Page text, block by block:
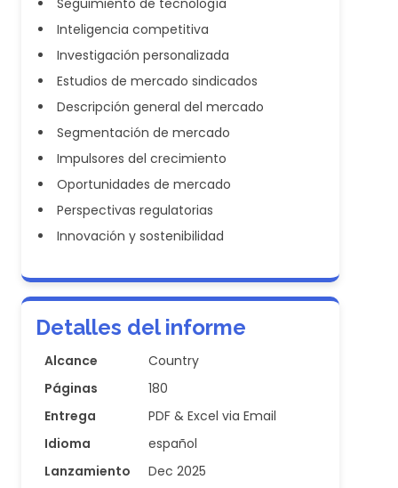
Inteligencia competitiva
Investigación personalizada
Estudios de mercado sindicados
Descripción general del mercado
Segmentación de mercado
Impulsores del crecimiento
Oportunidades de mercado
Perspectivas regulatorias
Innovación y sostenibilidad
Detalles del informe
Alcance
Country
Páginas
180
Entrega
PDF & Excel via Email
Idioma
español
Lanzamiento
Dec 2025